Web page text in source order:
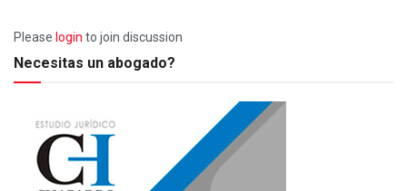
Please login to join discussion
Necesitas un abogado?